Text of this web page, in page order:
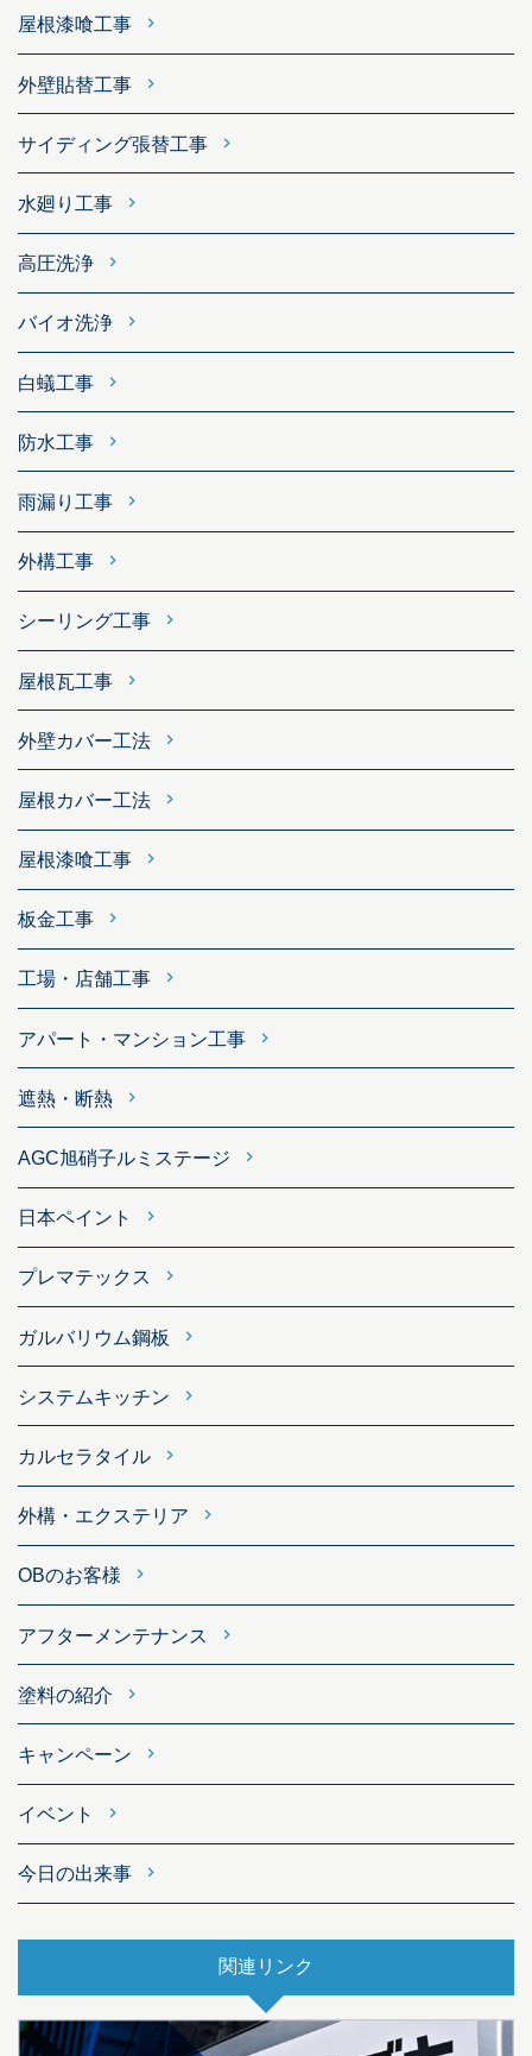
屋根漆喰工事
外壁貼替工事
サイディング張替工事
水廻り工事
高圧洗浄
バイオ洗浄
白蟻工事
防水工事
雨漏り工事
外構工事
シーリング工事
屋根瓦工事
外壁カバー工法
屋根カバー工法
屋根漆喰工事
板金工事
工場・店舗工事
アパート・マンション工事
遮熱・断熱
AGC旭硝子ルミステージ
日本ペイント
プレマテックス
ガルバリウム鋼板
システムキッチン
カルセラタイル
外構・エクステリア
OBのお客様
アフターメンテナンス
塗料の紹介
キャンペーン
イベント
今日の出来事
関連リンク